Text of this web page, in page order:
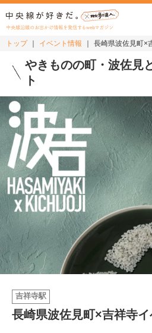
中央線沿線のお出かけ情報を発信するwebマガジン
グルメ・カフェ
おでかけ
ショッピング
中央線カルチャー
特集
連載
中央線フェス
イベント情報
おしらせ
トップ イベント情報 長崎県波佐見町×
やきものの町・波佐見
ト
吉祥寺駅
長崎県波佐見町×吉祥寺イ